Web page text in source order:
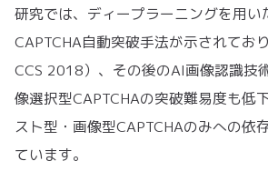
研究では、ディープラーニングを用い
CAPTCHA自動突破手法が示されてお
CCS 2018）、その後のAI画像認識技
像選択型CAPTCHAの突破難易度も低
スト型・画像型CAPTCHAのみへの依
ています。